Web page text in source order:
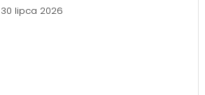
30 lipca 2026